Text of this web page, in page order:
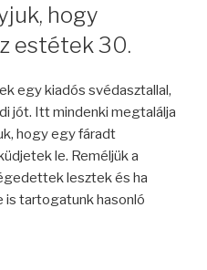
hogy
estétek 30.
egy kiadós svédasztallal,
jót. Itt mindenki megtalálja
hogy egy fáradt
le. Reméljük a
lesztek és ha
tartogatunk hasonló